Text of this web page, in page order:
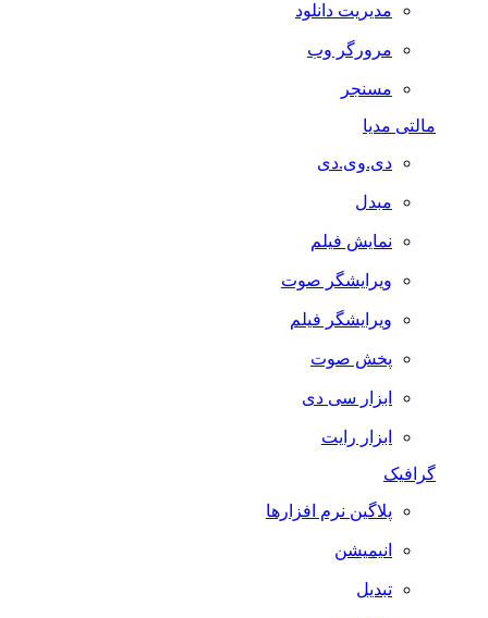
مدیریت دانلود
مرورگر وب
مسنجر
مالتی مدیا
دی.وی.دی
مبدل
نمایش فیلم
ویرایشگر صوت
ویرایشگر فیلم
پخش صوت
ابزار سی دی
ابزار رایت
گرافیک
پلاگین نرم افزارها
انیمیشن
تبدیل